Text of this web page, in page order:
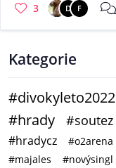
3 D F
Kategorie
#divokyleto2022
#hrady
#soutez
#hradycz
#o2arena
#majales
#novýsingl